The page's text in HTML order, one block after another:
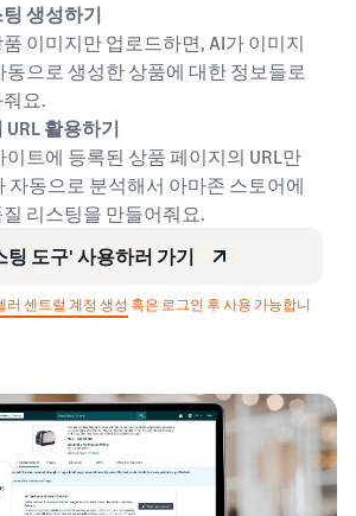
생성하기
이미지만 업로드하면, AI가 이미지
동으로 생성한 상품에 대한 정보들로
요.
활용하기
이트에 등록된 상품 페이지의 URL만
자동으로 분석해서 아마존 스토어에
리스팅을 만들어줘요.
팅 도구' 사용하러 가기
러 센트럴 계정 생성 혹은 로그인 후 사용 가능합니